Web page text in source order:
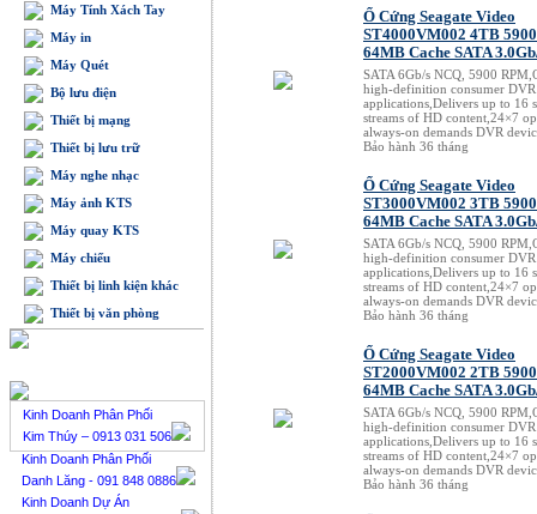
Máy Tính Xách Tay
Máy in
Máy Quét
Bộ lưu điện
Thiết bị mạng
Thiết bị lưu trữ
Máy nghe nhạc
Máy ảnh KTS
Máy quay KTS
Máy chiếu
Thiết bị linh kiện khác
Thiết bị văn phòng
Kinh Doanh Phân Phối
Kim Thúy – 0913 031 506
Kinh Doanh Phân Phối
Danh Lăng - 091 848 0886
Kinh Doanh Dự Án
Ổ Cứng Seagate Video
ST4000VM002 4TB
64MB Cache SATA
SATA 6Gb/s NCQ, 5900
high-definition consumer DVR
applications,Delivers up to 16
streams of HD content,24×7
always-on demands DVR
Bảo hành 36 tháng
Ổ Cứng Seagate Video
ST3000VM002 3TB
64MB Cache SATA
SATA 6Gb/s NCQ, 5900
high-definition consumer DVR
applications,Delivers up to 16
streams of HD content,24×7
always-on demands DVR
Bảo hành 36 tháng
Ổ Cứng Seagate Video
ST2000VM002 2TB
64MB Cache SATA
SATA 6Gb/s NCQ, 5900
high-definition consumer DVR
applications,Delivers up to 16
streams of HD content,24×7
always-on demands DVR
Bảo hành 36 tháng